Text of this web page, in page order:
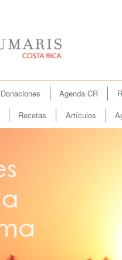
Donaciones Agenda CR
Recetas Artículos